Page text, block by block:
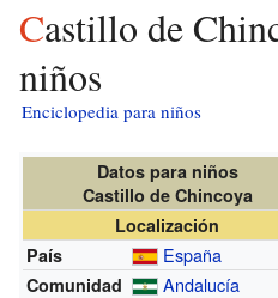
Castillo de Chincoya para
niños
Enciclopedia para niños
Datos para niños
Castillo de Chincoya
Localización
País
España
Comunidad Andalucía